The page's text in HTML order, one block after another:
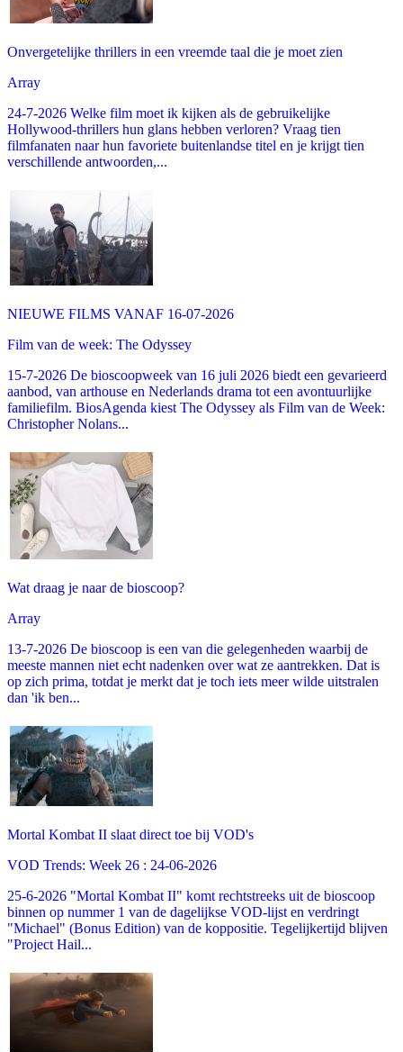
Onvergetelijke thrillers in een vreemde taal die je moet zien
Array
24-7-2026 Welke film moet ik kijken als de gebruikelijke
Hollywood-thrillers hun glans hebben verloren? Vraag tien
filmfanaten naar hun favoriete buitenlandse titel en je krijgt tien
verschillende antwoorden,...
NIEUWE FILMS VANAF 16-07-2026
Film van de week: The Odyssey
15-7-2026 De bioscoopweek van 16 juli 2026 biedt een gevarieerd
aanbod, van arthouse en Nederlands drama tot een avontuurlijke
familiefilm. BiosAgenda kiest The Odyssey als Film van de Week:
Christopher Nolans...
Wat draag je naar de bioscoop?
Array
13-7-2026 De bioscoop is een van die gelegenheden waarbij de
meeste mannen niet echt nadenken over wat ze aantrekken. Dat is
op zich prima, totdat je merkt dat je toch iets meer wilde uitstralen
dan 'ik ben...
Mortal Kombat II slaat direct toe bij VOD's
VOD Trends: Week 26 : 24-06-2026
25-6-2026 "Mortal Kombat II" komt rechtstreeks uit de bioscoop
binnen op nummer 1 van de dagelijkse VOD-lijst en verdringt
"Michael" (Bonus Edition) van de koppositie. Tegelijkertijd blijven
"Project Hail...